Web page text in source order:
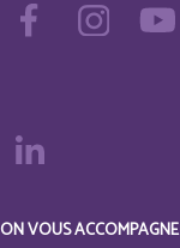
ON VOUS ACCOMPAGNE